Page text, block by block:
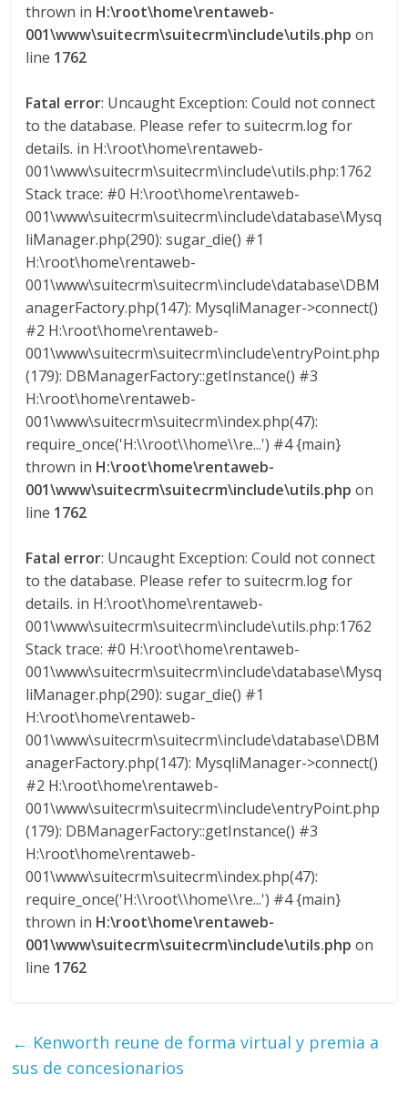
thrown in H:\root\home\rentaweb-
001\www\suitecrm\suitecrm\include\utils.php on
line 1762
Fatal error: Uncaught Exception: Could not connect
to the database. Please refer to suitecrm.log for
details. in H:\root\home\rentaweb-
001\www\suitecrm\suitecrm\include\utils.php:1762
Stack trace: #0 H:\root\home\rentaweb-
001\www\suitecrm\suitecrm\include\database\Mysq
liManager.php(290): sugar_die() #1
H:\root\home\rentaweb-
001\www\suitecrm\suitecrm\include\database\DBM
anagerFactory.php(147): MysqliManager->connect()
#2 H:\root\home\rentaweb-
001\www\suitecrm\suitecrm\include\entryPoint.php
(179): DBManagerFactory::getInstance() #3
H:\root\home\rentaweb-
001\www\suitecrm\suitecrm\index.php(47):
require_once('H:\\root\\home\\re...') #4 {main}
thrown in H:\root\home\rentaweb-
001\www\suitecrm\suitecrm\include\utils.php on
line 1762
Fatal error: Uncaught Exception: Could not connect
to the database. Please refer to suitecrm.log for
details. in H:\root\home\rentaweb-
001\www\suitecrm\suitecrm\include\utils.php:1762
Stack trace: #0 H:\root\home\rentaweb-
001\www\suitecrm\suitecrm\include\database\Mysq
liManager.php(290): sugar_die() #1
H:\root\home\rentaweb-
001\www\suitecrm\suitecrm\include\database\DBM
anagerFactory.php(147): MysqliManager->connect()
#2 H:\root\home\rentaweb-
001\www\suitecrm\suitecrm\include\entryPoint.php
(179): DBManagerFactory::getInstance() #3
H:\root\home\rentaweb-
001\www\suitecrm\suitecrm\index.php(47):
require_once('H:\\root\\home\\re...') #4 {main}
thrown in H:\root\home\rentaweb-
001\www\suitecrm\suitecrm\include\utils.php on
line 1762
← Kenworth reune de forma virtual y premia a
sus de concesionarios